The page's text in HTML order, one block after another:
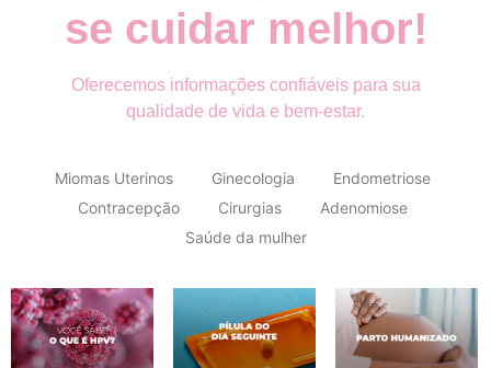
se cuidar melhor!
Oferecemos informações confiáveis para sua
qualidade de vida e bem-estar.
Miomas Uterinos Ginecologia
Endometriose
Contracepção
Cirurgias
Adenomiose
Saúde da mulher